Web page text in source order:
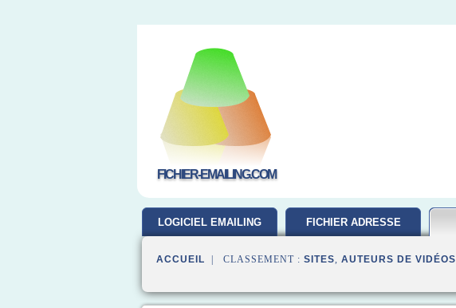
FICHIER-EMAILING.COM
LOGICIEL EMAILING FICHIER ADRESSE
ACCUEIL | CLASSEMENT : SITES, AUTEURS DE VIDÉOS